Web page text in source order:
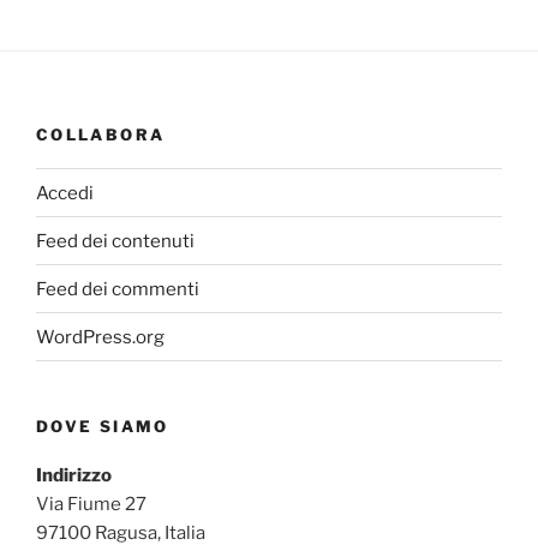
COLLABORA
Accedi
Feed dei contenuti
Feed dei commenti
WordPress.org
DOVE SIAMO
Indirizzo
Via Fiume 27
97100 Ragusa, Italia